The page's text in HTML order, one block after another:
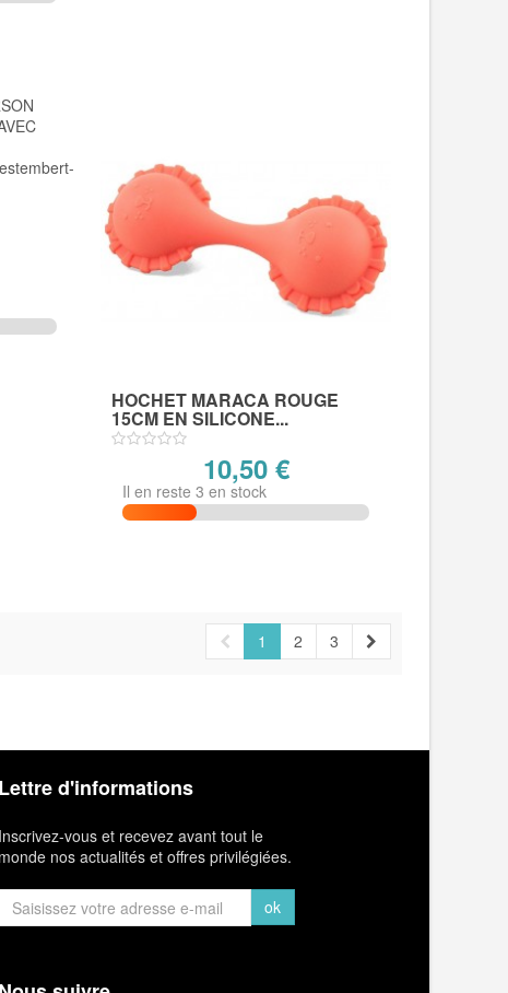
HOCHET MARACA ROUGE
15CM EN SILICONE...
10,50 €
Il en reste 3 en stock
1 2 3
Lettre d'informations
Inscrivez-vous et recevez avant tout le
monde nos actualités et offres privilégiées.
ok